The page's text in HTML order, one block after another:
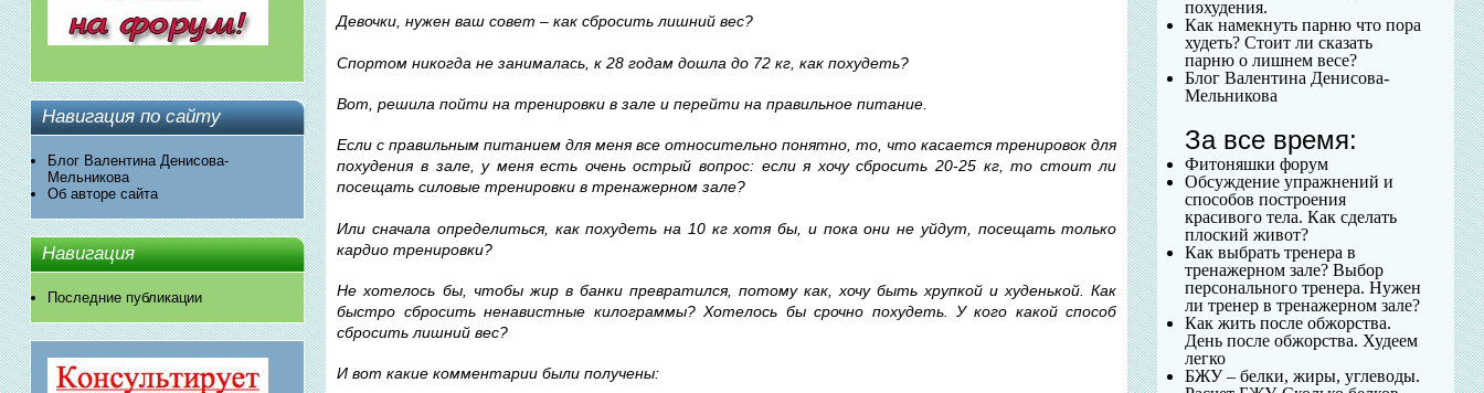
Навигация по сайту
Блог Валентина Денисова-
Мельникова
Об авторе сайта
Навигация
Последние публикации
Девочки, нужен ваш совет – как сбросить лишний вес?
Спортом никогда не занималась, к 28 годам дошла до 72 кг, как похудеть?
Вот, решила пойти на тренировки в зале и перейти на правильное питание.
Если с правильным питанием для меня все относительно понятно, то, что касается тренировок для
похудения в зале, у меня есть очень острый вопрос: если я хочу сбросить 20-25 кг, то стоит ли
посещать силовые тренировки в тренажерном зале?
Или сначала определиться, как похудеть на 10 кг хотя бы, и пока они не уйдут, посещать только
кардио тренировки?
Не хотелось бы, чтобы жир в банки превратился, потому как, хочу быть хрупкой и худенькой. Как
быстро сбросить ненавистные килограммы? Хотелось бы срочно похудеть. У кого какой способ
сбросить лишний вес?
И вот какие комментарии были получены:
похудения.
Как намекнуть парню что пора
худеть? Стоит ли сказать
парню о лишнем весе?
Блог Валентина Денисова-
Мельникова
За все время:
Фитоняшки форум
Обсуждение упражнений и
способов построения
красивого тела. Как сделать
плоский живот?
Как выбрать тренера в
тренажерном зале? Выбор
персонального тренера. Нужен
ли тренер в тренажерном зале?
Как жить после обжорства.
День после обжорства. Худеем
легко
БЖУ – белки, жиры, углеводы.